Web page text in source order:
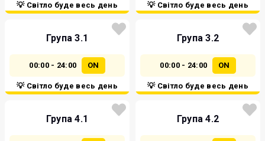
💡 Світло буде весь день 💡 Світло буде весь день
Група 3.1
00:00 - 24:00 ON
💡 Світло буде весь день
Група 3.2
00:00 - 24:00 ON
💡 Світло буде весь день
Група 4.1 Група 4.2